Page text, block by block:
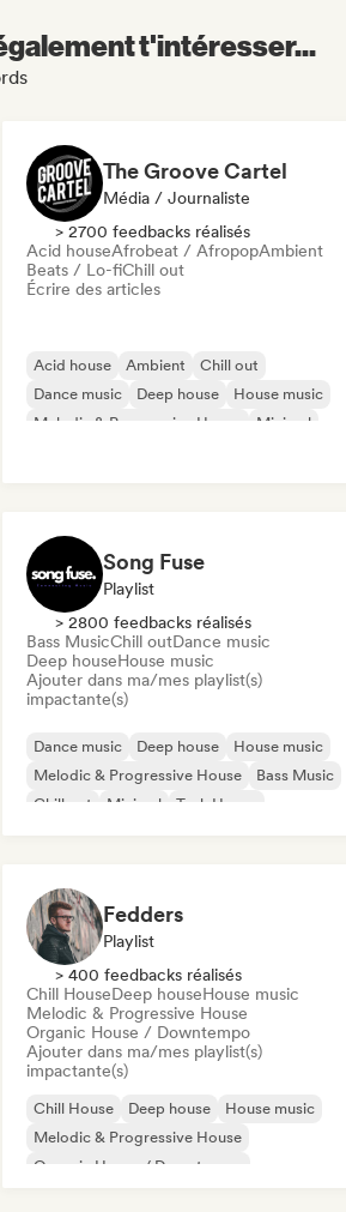
t'intéresser...
The Groove Cartel
Média / Journaliste
> 2700 feedbacks réalisés
Acid houseAfrobeat / AfropopAmbient
Beats / Lo-fiChill out
Écrire des articles
Acid house Ambient
Chill out
Dance music
Deep house
House music
Melodic & Progressive House
Minimal
Song Fuse
Playlist
> 2800 feedbacks réalisés
Bass MusicChill outDance music
Deep houseHouse music
Ajouter dans ma/mes playlist(s)
impactante(s)
Dance music Deep house
House music
Melodic & Progressive House
Bass Music
Chill out
Minimal Tech House
Fedders
Playlist
> 400 feedbacks réalisés
Chill HouseDeep houseHouse music
Melodic & Progressive House
Organic House / Downtempo
Ajouter dans ma/mes playlist(s)
impactante(s)
Chill House Deep house
House music
Melodic & Progressive House
Organic House / Downtempo